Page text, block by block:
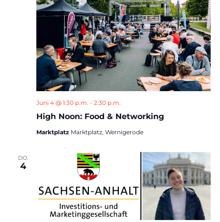
High Noon: Food & Networking
Juni 4 @ 1:30 p.m. - 2:30 p.m.
Marktplatz Marktplatz, Wernigerode
DO.
4